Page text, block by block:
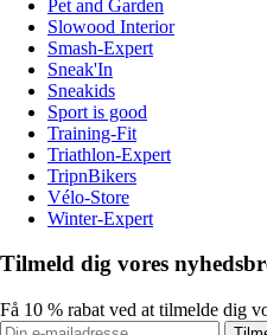
Pet and Garden
Slowood Interior
Smash-Expert
Sneak'In
Sneakids
Sport is good
Training-Fit
Triathlon-Expert
TripnBikers
Vélo-Store
Winter-Expert
Tilmeld dig vores
Få 10 % rabat ved at tilmelde dig